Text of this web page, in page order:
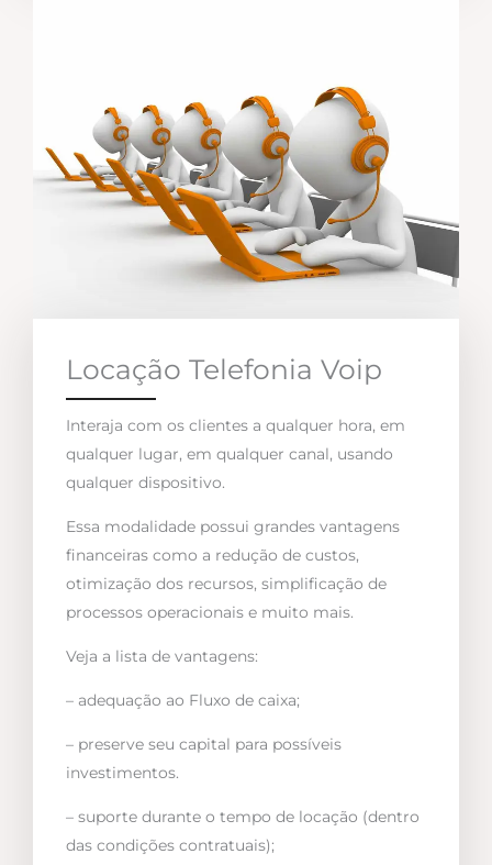
Locação Telefonia Voip
Interaja com os clientes a qualquer hora, em
qualquer lugar, em qualquer canal, usando
qualquer dispositivo.
Essa modalidade possui grandes vantagens
financeiras como a redução de custos,
otimização dos recursos, simplificação de
processos operacionais e muito mais.
Veja a lista de vantagens:
– adequação ao Fluxo de caixa;
– preserve seu capital para possíveis
investimentos.
– suporte durante o tempo de locação (dentro
das condições contratuais);